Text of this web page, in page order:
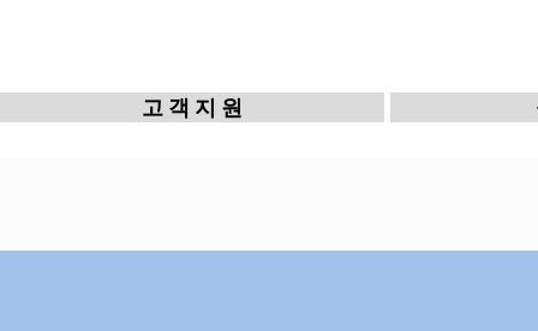
고 객 지 원